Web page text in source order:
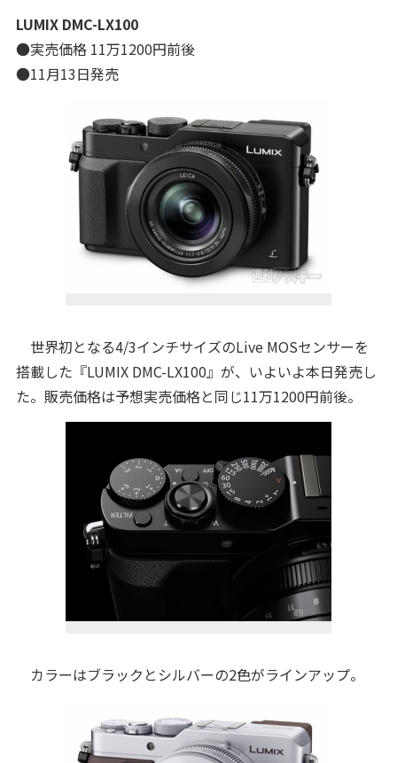
LUMIX DMC-LX100
●実売価格 11万1200円前後
●11月13日発売
世界初となる4/3インチサイズのLive MOSセンサーを
搭載した『LUMIX DMC-LX100』が、いよいよ本日発売し
た。販売価格は予想実売価格と同じ11万1200円前後。
カラーはブラックとシルバーの2色がラインアップ。